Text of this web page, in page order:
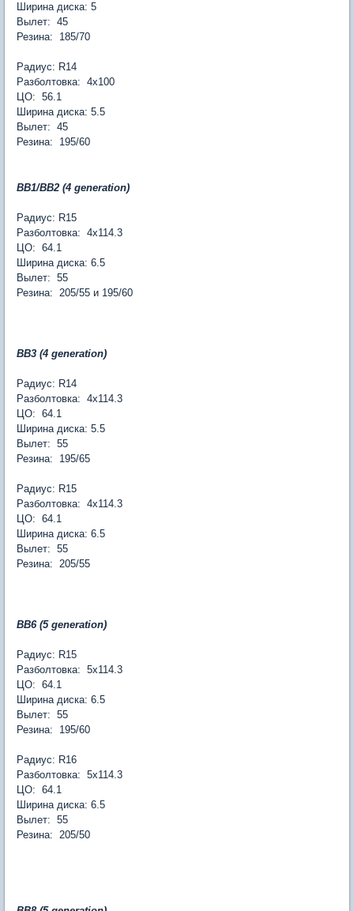
Ширина диска: 5
Вылет: 45
Резина: 185/70
Радиус: R14
Разболтовка: 4х100
ЦО: 56.1
Ширина диска: 5.5
Вылет: 45
Резина: 195/60
BB1/BB2 (4 generation)
Радиус: R15
Разболтовка: 4х114.3
ЦО: 64.1
Ширина диска: 6.5
Вылет: 55
Резина: 205/55 и 195/60
BB3 (4 generation)
Радиус: R14
Разболтовка: 4х114.3
ЦО: 64.1
Ширина диска: 5.5
Вылет: 55
Резина: 195/65
Радиус: R15
Разболтовка: 4х114.3
ЦО: 64.1
Ширина диска: 6.5
Вылет: 55
Резина: 205/55
BB6 (5 generation)
Радиус: R15
Разболтовка: 5х114.3
ЦО: 64.1
Ширина диска: 6.5
Вылет: 55
Резина: 195/60
Радиус: R16
Разболтовка: 5х114.3
ЦО: 64.1
Ширина диска: 6.5
Вылет: 55
Резина: 205/50